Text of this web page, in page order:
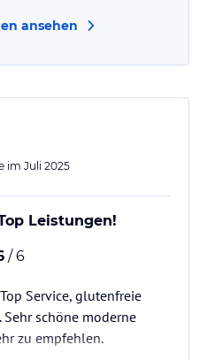
ansehen
im Juli 2025
Leistungen!
/ 6
Service, glutenfreie
schöne moderne
zu empfehlen.